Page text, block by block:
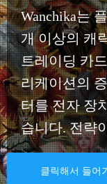
Wanchika는
개 이상의 캐
트레이딩 카
리케이션의
터를 전자 장
습니다. 전략
클릭해서 들어